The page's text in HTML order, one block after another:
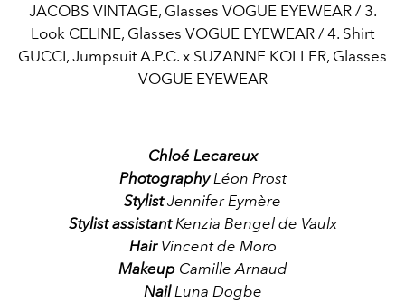
JACOBS VINTAGE, Glasses VOGUE EYEWEAR / 3.
Look CELINE, Glasses VOGUE EYEWEAR / 4. Shirt
GUCCI, Jumpsuit A.P.C. x SUZANNE KOLLER, Glasses
VOGUE EYEWEAR
Chloé Lecareux
PhotographyL éon Prost
StylistJennifer Eymère
Stylist assistantKenzia Bengel de Vaulx
HairVincent de Moro
MakeupCamille Arnaud
NailL una Dogbe